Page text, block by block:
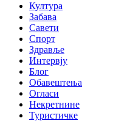
Култура
Забава
Савети
Спорт
Здравље
Интервју
Блог
Обавештења
Огласи
Некретнине
Туристичке